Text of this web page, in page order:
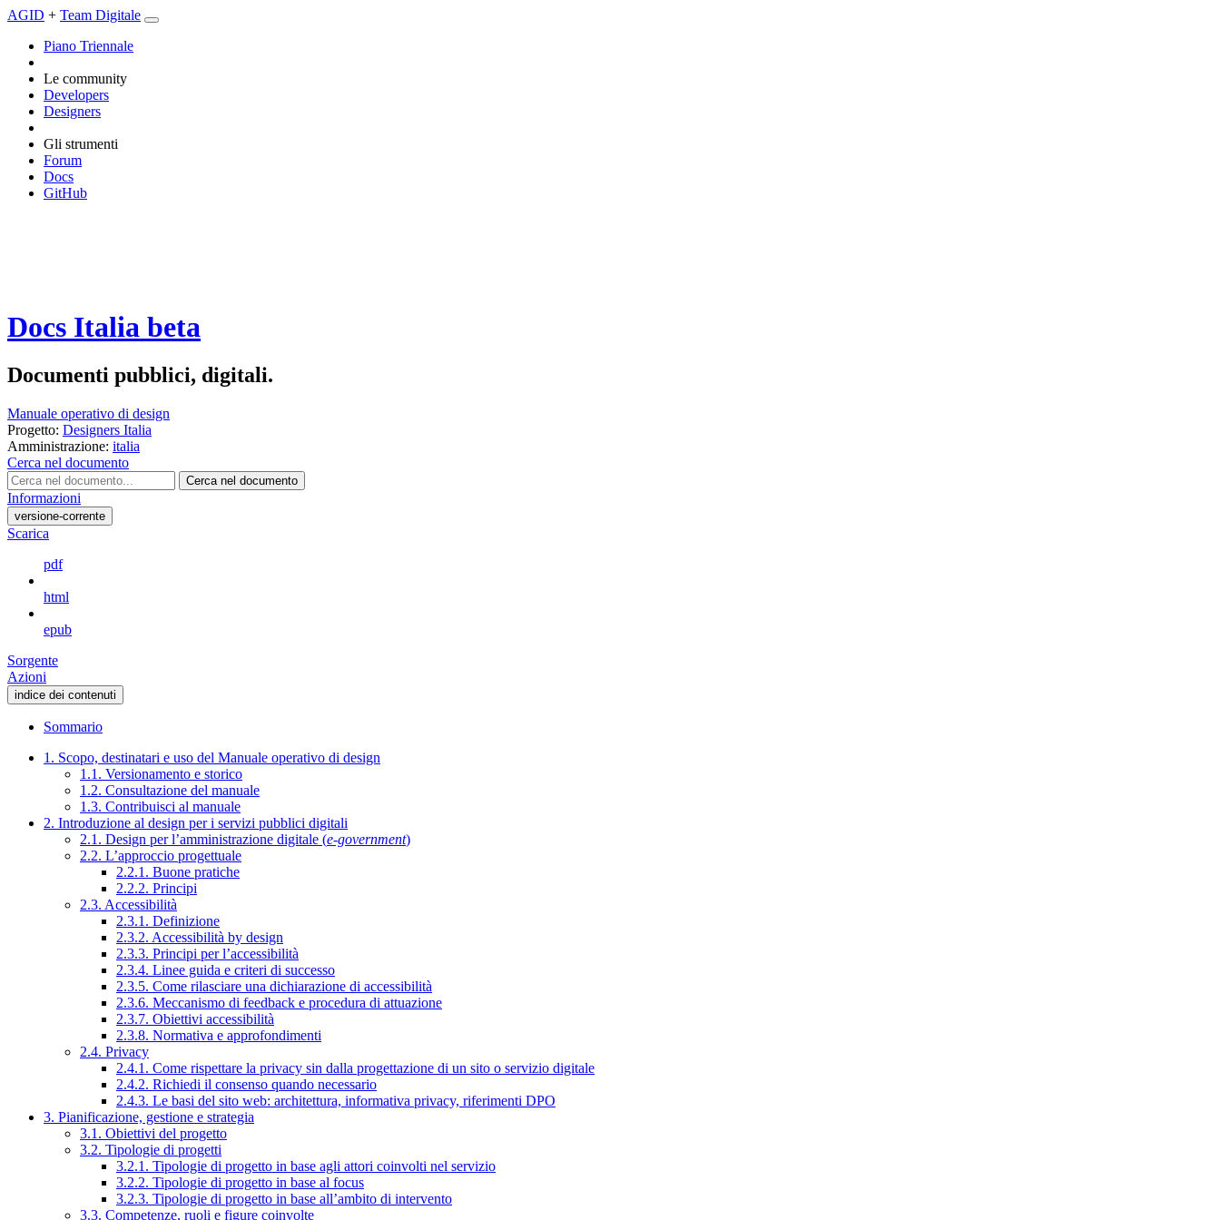
AGID + Team Digitale
Piano Triennale
Le community
Developers
Designers
Gli strumenti
Forum
Docs
GitHub
Docs Italia beta
Documenti pubblici, digitali.
Manuale operativo di design
Progetto: Designers Italia
Amministrazione: italia
Cerca nel documento
Cerca nel documento
Informazioni
versione-corrente
Scarica
pdf
html
epub
Sorgente
Azioni
indice dei contenuti
Sommario
1. Scopo, destinatari e uso del Manuale operativo di design
1.1. Versionamento e storico
1.2. Consultazione del manuale
1.3. Contribuisci al manuale
2. Introduzione al design per i servizi pubblici digitali
2.1. Design per l’amministrazione digitale (e-government)
2.2. L’approccio progettuale
2.2.1. Buone pratiche
2.2.2. Principi
2.3. Accessibilità
2.3.1. Definizione
2.3.2. Accessibilità by design
2.3.3. Principi per l’accessibilità
2.3.4. Linee guida e criteri di successo
2.3.5. Come rilasciare una dichiarazione di accessibilità
2.3.6. Meccanismo di feedback e procedura di attuazione
2.3.7. Obiettivi accessibilità
2.3.8. Normativa e approfondimenti
2.4. Privacy
2.4.1. Come rispettare la privacy sin dalla progettazione di un sito o servizio digitale
2.4.2. Richiedi il consenso quando necessario
2.4.3. Le basi del sito web: architettura, informativa privacy, riferimenti DPO
3. Pianificazione, gestione e strategia
3.1. Obiettivi del progetto
3.2. Tipologie di progetti
3.2.1. Tipologie di progetto in base agli attori coinvolti nel servizio
3.2.2. Tipologie di progetto in base al focus
3.2.3. Tipologie di progetto in base all’ambito di intervento
3.3. Competenze, ruoli e figure coinvolte